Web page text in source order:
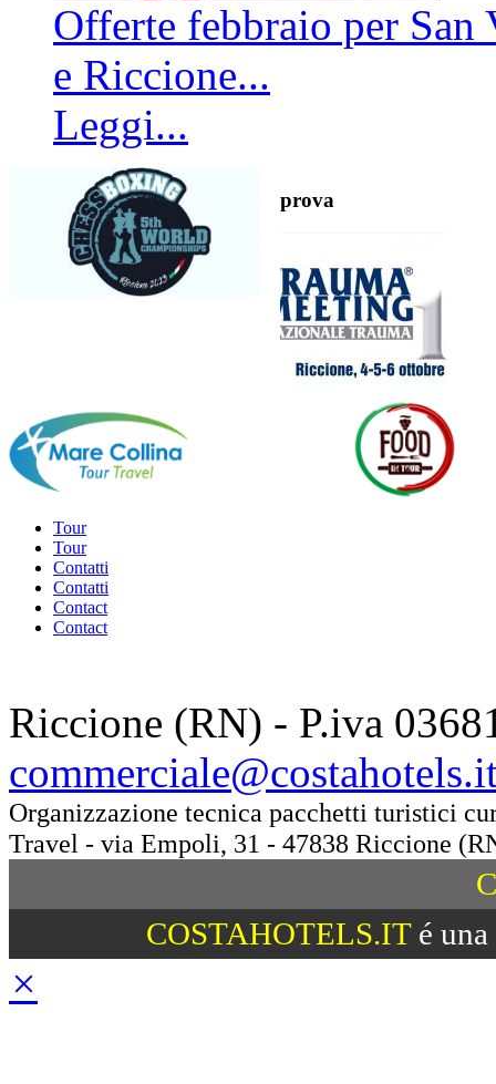
Offerte febbraio per
e Riccione...
Leggi...
prova
Tour
Tour
Contatti
Contatti
Contact
Contact
Riccione (RN) - P.iva
Organizzazione tecnica pacchetti turistici
Travel - via Empoli, 31 - 47838 Riccione
COSTAHOTELS.ITé una
×